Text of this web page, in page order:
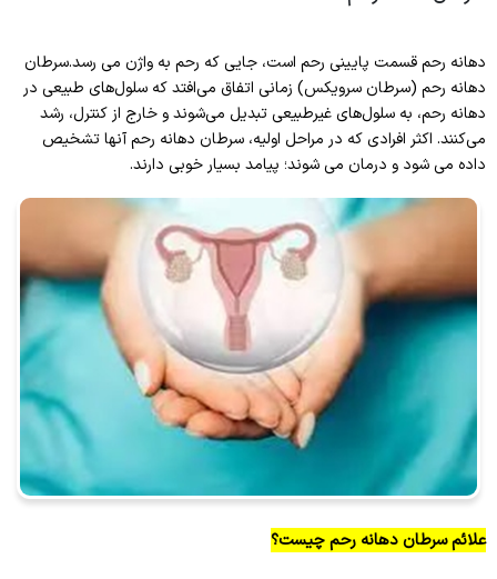
اعضا هیات علمی مرکز
اعضا شورای پژوهشی مرکز
کارشناس مرکز
فعالیت های پژوهشی
اولویت ها و لاین های پژوهشی
طرح های پژوهشی مرکز
اولویت های پژوهشی دانشگاه
دومین سمینار تازه های درمان ناباروری
اولین سمینار تازه های درمان ناباروری
کارگاه مشاوره جنسی در مشکلات خاص زنان
کارگاه مشاوره جنسی در مشکلات خاص زنان
اصلاح سبک زندگی در زنان باردار
باروری
سامانه آموزش مداوم مرکز تحقیقات بهداشت
باروری
پرتال اساتید علوم پزشکی
سامانه علم سنجی
سامانه جامع طرح های تحقیقاتی علوم پزشکی
راهنمای تدوین رضایت آگاهانه
چک لسیت ثبت و ارسال طرحهای تحقیقاتی کمیته
تحقیقات دانشجویی
پروتکل ارزشیابی شاخص های اثرات پژوهش
دبیر آموزش مداوم
کارشناس آموزش مداوم
ارتباط با ما
تماس با ما
دهانه رحم قسمت پایینی رحم است، جایی که رحم به واژن می رسد.سرطان
دهانه رحم (سرطان سرویکس) زمانی اتفاق می‌افتد که سلول‌های طبیعی در
دهانه رحم، به سلول‌های غیرطبیعی تبدیل می‌شوند و خارج از کنترل، رشد
می‌کنند. اکثر افرادی که در مراحل اولیه، سرطان دهانه رحم آنها تشخیص
داده می شود و درمان می شوند؛ پیامد بسیار خوبی دارند.
علائم سرطان دهانه رحم چیست؟